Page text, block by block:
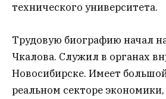
технического университета.
Трудовую биографию начал
Чкалова. Служил в органах
Новосибирске. Имеет
реальном секторе